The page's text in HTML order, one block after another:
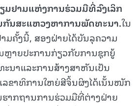
ມຢາມແຫ່ງການຮ່ວມມືທີ່ລົງເລິກ
ກັນສະແຫວງຫາການພັດທະນາ.ໃນ
ມຄັ້ງນີ້, ສອງຝ່າຍໄດ້ບັນລຸຄວາມ
າຍປະການກ່ຽວກັບການຊຸກຍູ້
າແລະການສ້າງສາຫັນເປັນ
ຂາທິການໃຫຍ່ສີຈິ້ນຜິງໄດ້ເນັ້ນໜັກ
າກຖານການຮ່ວມມືທີ່ຕ່າງຝ່າຍ